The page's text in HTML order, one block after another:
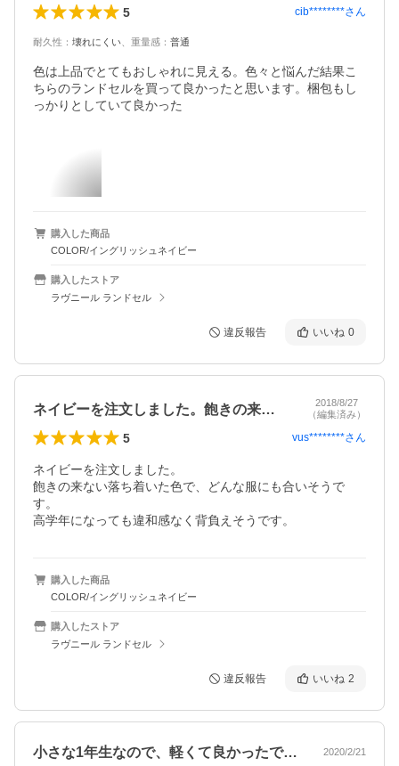
5 cib********さん
耐久性 ： 壊れにくい 重量感 ： 普通
色は上品でとてもおしゃれに見える。色々と悩んだ結果こ
ちらのランドセルを買って良かったと思います。梱包もし
っかりとしていて良かった
購入した商品
COLOR/イングリッシュネイビー
購入したストア
ラヴニール ランドセル
違反報告 いいね 0
ネイビーを注文しました。飽きの来ない落…
2018/8/27
（編集済み）
5 vus********さん
ネイビーを注文しました。
飽きの来ない落ち着いた色で、どんな服にも合いそうで
す。
高学年になっても違和感なく背負えそうです。
購入した商品
COLOR/イングリッシュネイビー
購入したストア
ラヴニール ランドセル
違反報告 いいね 2
小さな1年生なので、軽くて良かったです… 2020/2/21